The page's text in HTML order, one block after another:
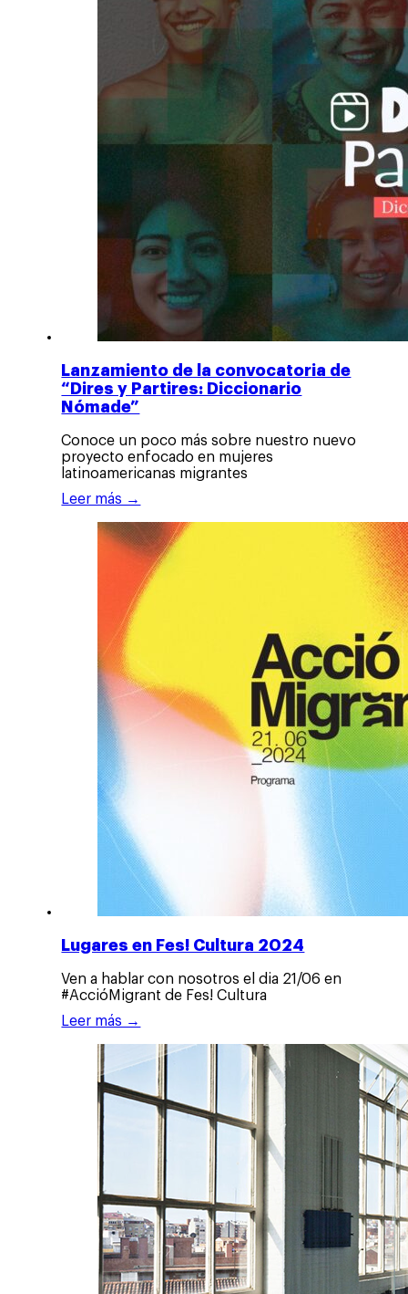
Lanzamiento de la convocatoria de
“Dires y Partires: Diccionario
Nómade”
Conoce un poco más sobre nuestro nuevo
proyecto enfocado en mujeres
latinoamericanas migrantes
Leer más →
Lugares en Fes! Cultura 2024
Ven a hablar con nosotros el dia 21/06 en
#AccióMigrant de Fes! Cultura
Leer más →